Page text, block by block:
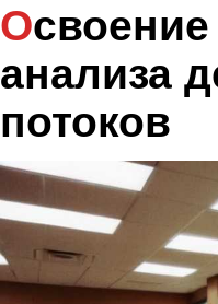
Освоение методов
анализа
потоков